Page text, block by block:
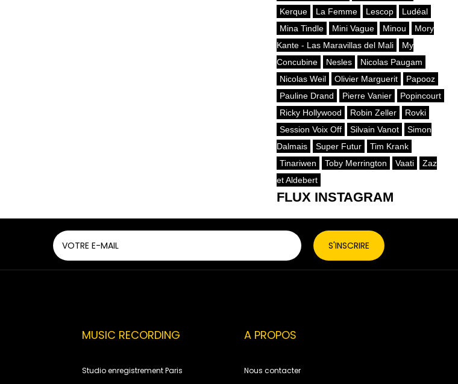
Kerque
La Femme Lescop
Ludéal
Mina Tindle
Mini Vague Minou
Mory
Kante - Las Maravillas del Mali
My
Concubine
Nesles
Nicolas Paugam
Nicolas Weil
Olivier Marguerit
Papooz
Pauline Drand
Pierre Vanier
Popincourt
Ricky Hollywood
Robin Zeller
Rovki
Session Voix Off
Silvain Vanot
Simon
Dalmais
Super Futur
Tim Krank
Tinariwen
Toby Merrington Vaati
Zaz
et Aldebert
FLUX INSTAGRAM
MUSIC RECORDING
Studio enregistrement Paris
A PROPOS
Nous contacter